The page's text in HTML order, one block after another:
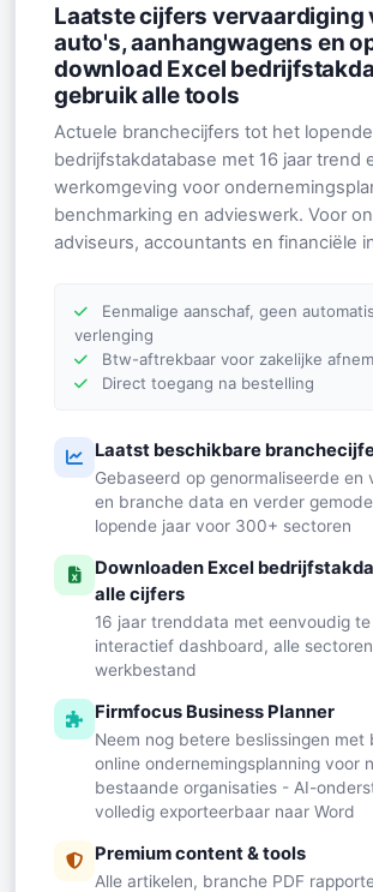
Laatste cijfers vervaardiging
auto's, aanhangwagens en
download Excel
gebruik alle tools
Actuele branchecijfers tot het lopende
bedrijfstakdatabase met 16 jaar trend
werkomgeving voor
benchmarking en advieswerk. Voor
adviseurs, accountants en financiële
Eenmalige aanschaf, geen
verlenging
Btw-aftrekbaar voor zakelijke
Direct toegang na bestelling
Laatst beschikbare
Gebaseerd op genormaliseerde en
en branche data en verder
lopende jaar voor 300+ sectoren
Downloaden Excel
alle cijfers
16 jaar trenddata met eenvoudig
interactief dashboard, alle
werkbestand
Firmfocus Business Planner
Neem nog betere beslissingen met
online ondernemingsplanning voor
bestaande organisaties - AI-
volledig exporteerbaar naar Word
Premium content & tools
Alle artikelen, branche PDF